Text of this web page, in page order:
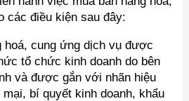
các điều kiện sau đây:
hoá, cung ứng dịch vụ được
tổ chức kinh doanh do bên
và được gắn với nhãn hiệu
bí quyết kinh doanh, khẩu